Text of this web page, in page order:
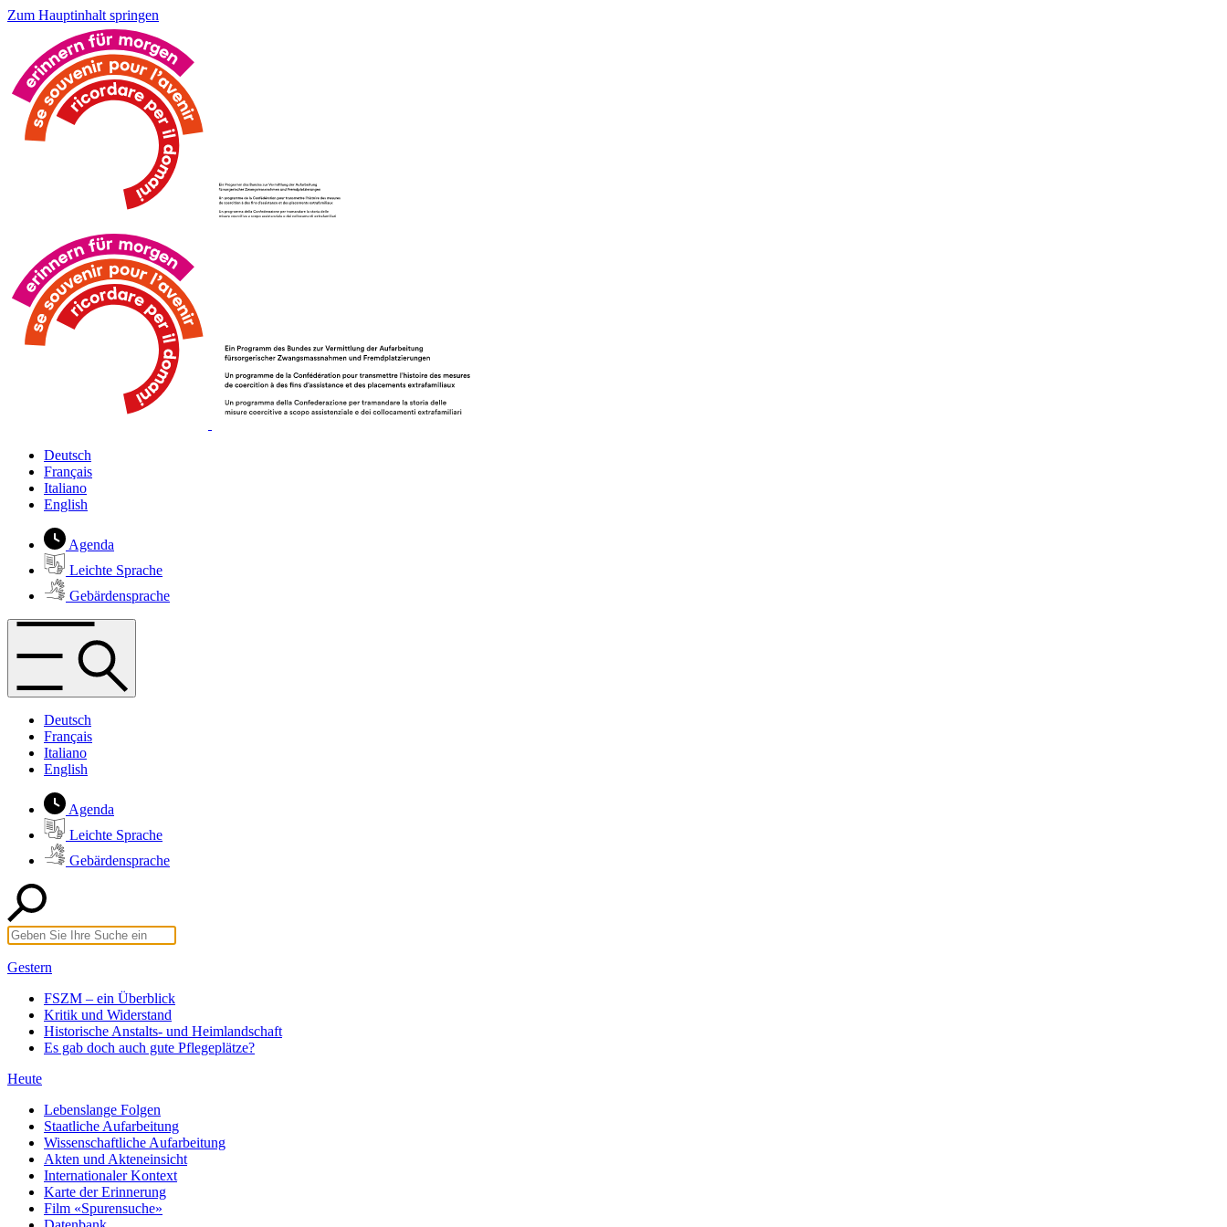
Zum Hauptinhalt springen
Deutsch
Français
Italiano
English
Agenda
Leichte Sprache
Gebärdensprache
Deutsch
Français
Italiano
English
Agenda
Leichte Sprache
Gebärdensprache
Gestern
FSZM – ein Überblick
Kritik und Widerstand
Historische Anstalts- und Heimlandschaft
Es gab doch auch gute Pflegeplätze?
Heute
Lebenslange Folgen
Staatliche Aufarbeitung
Wissenschaftliche Aufarbeitung
Akten und Akteneinsicht
Internationaler Kontext
Karte der Erinnerung
Film «Spurensuche»